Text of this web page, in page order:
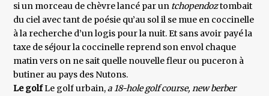
si un morceau de chèvre lancé par un tchopendoztombait
du ciel avec tant de poésie qu’au sol il se mue en coccinelle
à la recherche d’un logis pour la nuit. Et sans avoir payé la
taxe de séjour la coccinelle reprend son envol chaque
matin vers on ne sait quelle nouvelle fleur ou puceron à
butiner au pays des Nutons.
Le golfLe golf urbain,a 18-hole golf course, new berber